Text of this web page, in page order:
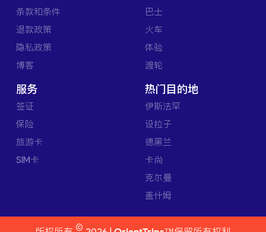
条款和条件
退款政策
隐私政策
博客
巴士
火车
体验
渡轮
服务
签证
保险
旅游卡
SIM卡
热门目的地
伊斯法罕
设拉子
德黑兰
卡尚
克尔曼
盖什姆